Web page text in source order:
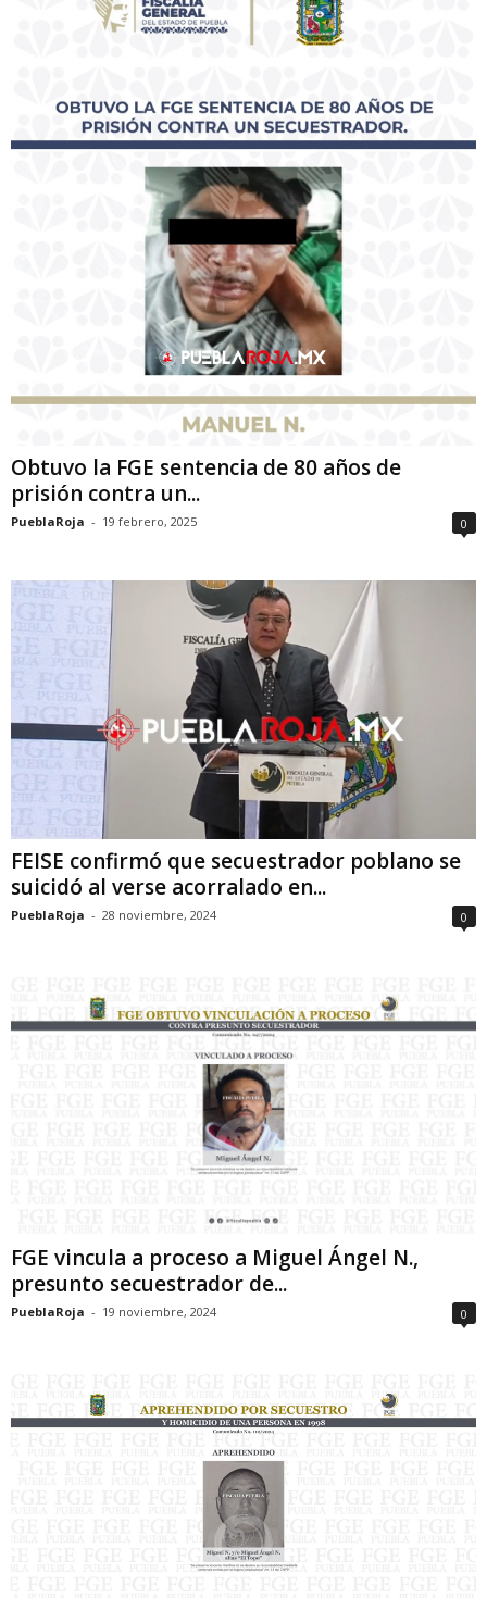
Obtuvo la FGE sentencia de 80 años de
prisión contra un...
PueblaRoja - 19 febrero, 2025 0
FEISE confirmó que secuestrador poblano se
suicidó al verse acorralado en...
PueblaRoja - 28 noviembre, 2024 0
FGE vincula a proceso a Miguel Ángel N.,
presunto secuestrador de...
PueblaRoja - 19 noviembre, 2024 0